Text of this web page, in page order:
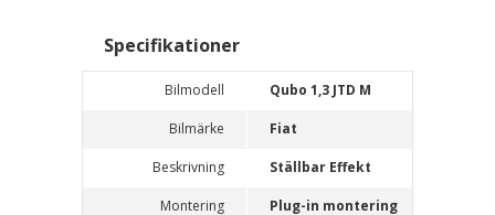
Specifikationer
Bilmodell Qubo 1,3 JTD M
Bilmärke Fiat
Beskrivning Ställbar Effekt
Montering Plug-in montering